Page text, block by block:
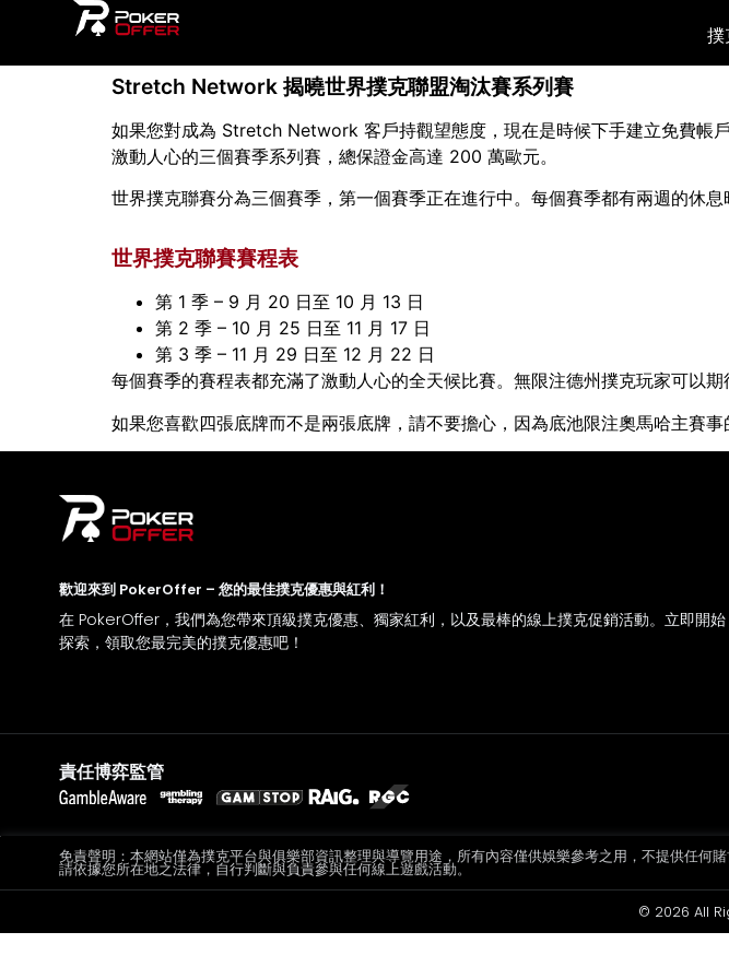
撲
Stretch Network 揭曉世界撲克聯盟淘汰賽系列賽
如果您對成為 Stretch Network 客戶持觀望態度，現在是時候下手建立免費
激動人心的三個賽季系列賽，總保證金高達 200 萬歐元。
世界撲克聯賽分為三個賽季，第一個賽季正在進行中。每個賽季都有兩週的休
世界撲克聯賽賽程表
第 1 季 – 9 月 20 日至 10 月 13 日
第 2 季 – 10 月 25 日至 11 月 17 日
第 3 季 – 11 月 29 日至 12 月 22 日
每個賽季的賽程表都充滿了激動人心的全天候比賽。無限注德州撲克玩家可以
如果您喜歡四張底牌而不是兩張底牌，請不要擔心，因為底池限注奧馬哈主賽
歡迎來到 PokerOffer – 您的最佳撲克優惠與紅利！
在 PokerOffer，我們為您帶來頂級撲克優惠、獨家紅利，以及最棒的線上撲克促銷活動。立即開始
探索，領取您最完美的撲克優惠吧！
責任博弈監管
免責聲明：本網站僅為撲克平台與俱樂部資訊整理與導覽用途，所有內容僅供娛樂參考之用，不提供任何
請依據您所在地之法律，自行判斷與負責參與任何線上遊戲活動。
© 2026 All